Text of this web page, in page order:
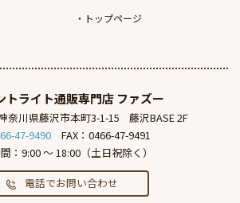
トップページ
トライト通販専門店 ファズー
奈川県藤沢市本町3-1-15
藤沢BASE 2F
47-9490
FAX：0466-47-9491
：9:00 ～ 18:00（土日祝除く）
電話でお問い合わせ